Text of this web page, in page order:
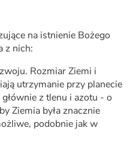
na istnienie Bożego
z nich:
Rozmiar Ziemi i
utrzymanie przy planecie
z tlenu i azotu - o
Ziemia była znacznie
podobnie jak w